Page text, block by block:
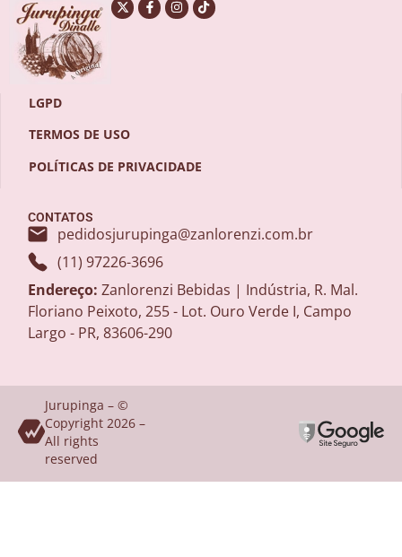
LGPD
TERMOS DE USO
POLÍTICAS DE PRIVACIDADE
CONTATOS
pedidosjurupinga@zanlorenzi.com.br
(11) 97226-3696
Endereço: Zanlorenzi Bebidas | Indústria, R. Mal.
Floriano Peixoto, 255 - Lot. Ouro Verde I, Campo
Largo - PR, 83606-290
Jurupinga – ©
Copyright 2026 –
All rights
reserved